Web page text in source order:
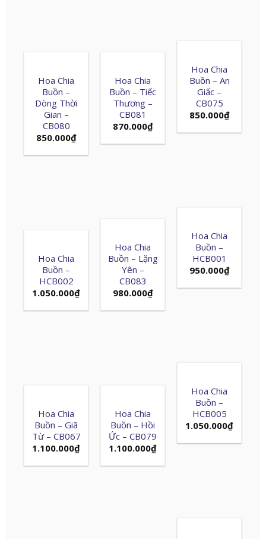
Hoa Chia
Buồn – An
Giấc –
CB075
850.000₫
Hoa Chia
Buồn –
Dòng Thời
Gian –
CB080
850.000₫
Hoa Chia
Buồn – Tiếc
Thương –
CB081
870.000₫
Hoa Chia
Buồn –
HCB001
950.000₫
Hoa Chia
Buồn – Lặng
Yên –
CB083
980.000₫
Hoa Chia
Buồn –
HCB002
1.050.000₫
Hoa Chia
Buồn –
HCB005
1.050.000₫
Hoa Chia
Buồn – Giã
Từ – CB067
1.100.000₫
Hoa Chia
Buồn – Hồi
Ức – CB079
1.100.000₫